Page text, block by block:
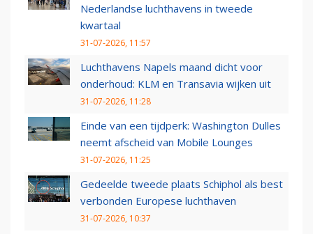
Nederlandse luchthavens in tweede
kwartaal
31-07-2026, 11:57
Luchthavens Napels maand dicht voor
onderhoud: KLM en Transavia wijken uit
31-07-2026, 11:28
Einde van een tijdperk: Washington Dulles
neemt afscheid van Mobile Lounges
31-07-2026, 11:25
Gedeelde tweede plaats Schiphol als best
verbonden Europese luchthaven
31-07-2026, 10:37